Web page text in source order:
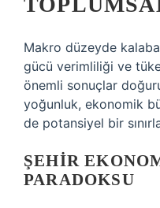
Makro düzeyde
gücü verimliliği ve
önemli sonuçlar
yoğunluk, ekonomik
de potansiyel bir
ŞEHIR
PARADOKSU